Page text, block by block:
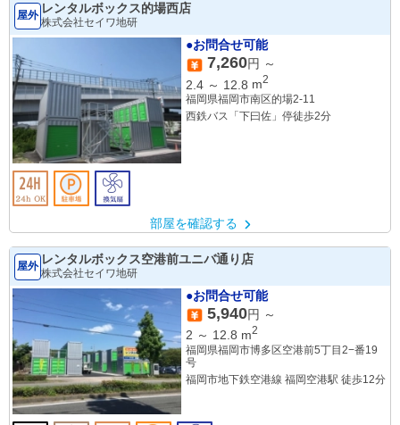
屋外 レンタルボックス的場西店
株式会社セイワ地研
●お問合せ可能
7,260円 ～
2.4 ～ 12.8 m2
福岡県福岡市南区的場2-11
西鉄バス「下曰佐」停徒歩2分
部屋を確認する
屋外 レンタルボックス空港前ユニバ通り店
株式会社セイワ地研
●お問合せ可能
5,940円 ～
2 ～ 12.8 m2
福岡県福岡市博多区空港前5丁目2−番19
号
福岡市地下鉄空港線 福岡空港駅 徒歩12分